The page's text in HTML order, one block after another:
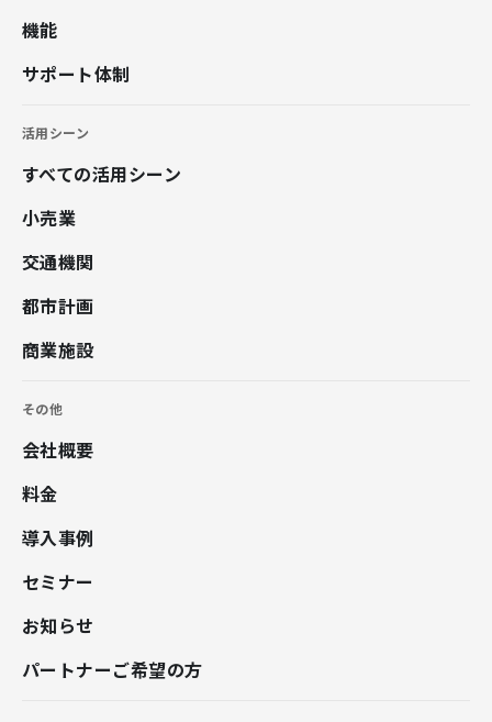
機能
サポート体制
活用シーン
すべての活用シーン
小売業
交通機関
都市計画
商業施設
その他
会社概要
料金
導入事例
セミナー
お知らせ
パートナーご希望の方